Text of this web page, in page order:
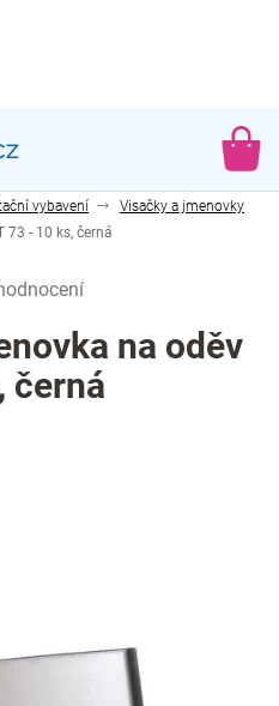
vybavení
Visačky a jmenovky
73 - 10 ks, černá
na oděv
černá